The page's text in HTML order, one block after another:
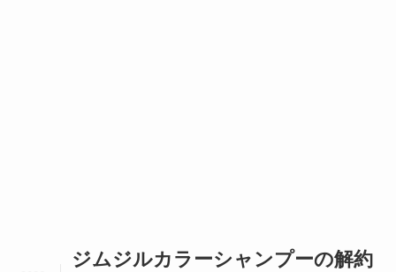
ジムジルカラーシャンプーの解約